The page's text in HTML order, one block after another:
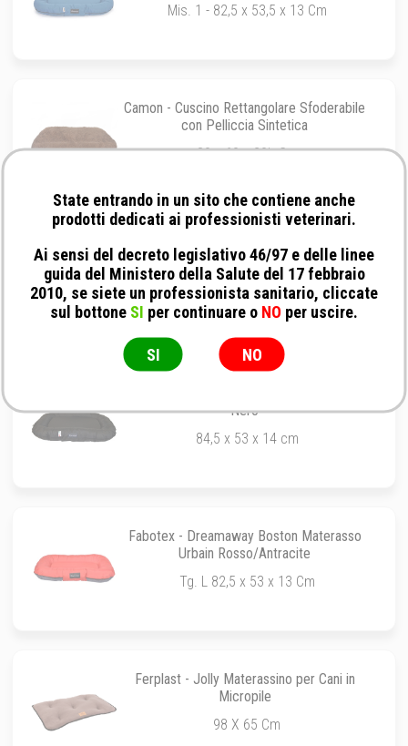
Mis. 1 - 82,5 x 53,5 x 13 Cm
Camon - Cuscino Rettangolare Sfoderabile
con Pelliccia Sintetica
80 x 60 x 20h Cm
Fabotex - Dreamaway Cuscino Rettangolare
Antracide
Mis. 1 - 63 x 40,5 x 9,5
Nero
84,5 x 53 x 14 cm
Fabotex - Dreamaway Boston Materasso
Urbain Rosso/Antracite
Tg. L 82,5 x 53 x 13 Cm
Ferplast - Jolly Materassino per Cani in
Micropile
98 X 65 Cm
State entrando in un sito che contiene anche
prodotti dedicati ai professionisti veterinari.
Ai sensi del decreto legislativo 46/97 e delle linee
guida del Ministero della Salute del 17 febbraio
2010, se siete un professionista sanitario, cliccate
sul bottone SI per continuare o NO per uscire.
SI NO